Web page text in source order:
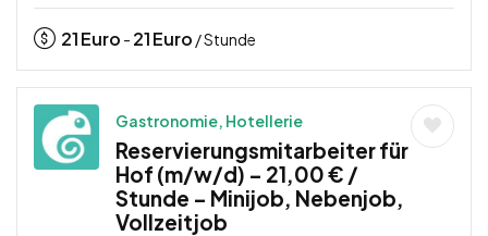
21Euro - 21Euro / Stunde
Gastronomie, Hotellerie
Reservierungsmitarbeiter für
Hof (m/w/d) – 21,00 € /
Stunde – Minijob, Nebenjob,
Vollzeitjob